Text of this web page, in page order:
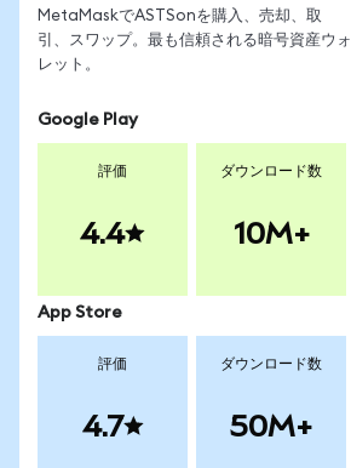
MetaMaskでASTSonを購入、売却、取
引、スワップ。最も信頼される暗号資産ウォ
レット。
Google Play
評価
4.4
ダウンロード数
10M+
App Store
評価
4.7
ダウンロード数
50M+